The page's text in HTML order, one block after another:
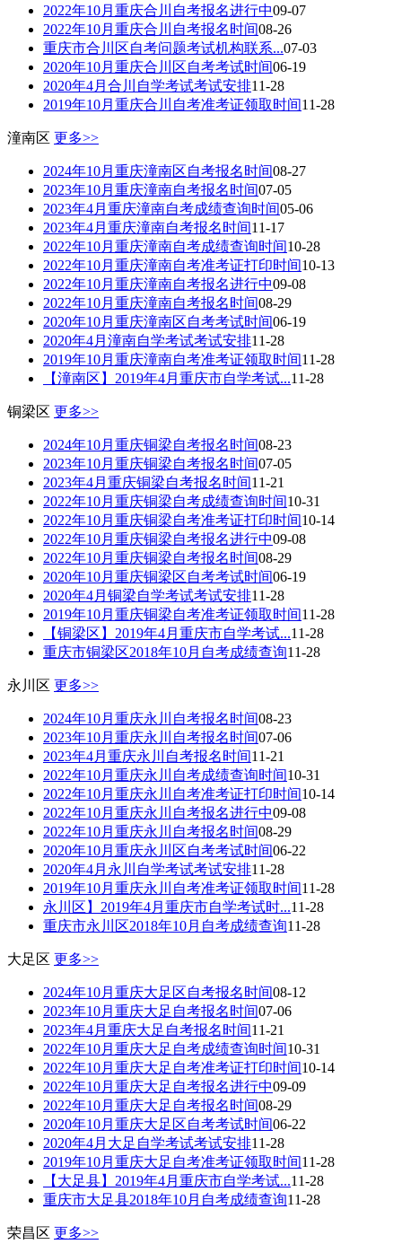
2022年10月重庆合川自考报名进行中09-07
2022年10月重庆合川自考报名时间08-26
重庆市合川区自考问题考试机构联系...07-03
2020年10月重庆合川区自考考试时间06-19
2020年4月合川自学考试考试安排11-28
2019年10月重庆合川自考准考证领取时间11-28
潼南区 更多>>
2024年10月重庆潼南区自考报名时间08-27
2023年10月重庆潼南自考报名时间07-05
2023年4月重庆潼南自考成绩查询时间05-06
2023年4月重庆潼南自考报名时间11-17
2022年10月重庆潼南自考成绩查询时间10-28
2022年10月重庆潼南自考准考证打印时间10-13
2022年10月重庆潼南自考报名进行中09-08
2022年10月重庆潼南自考报名时间08-29
2020年10月重庆潼南区自考考试时间06-19
2020年4月潼南自学考试考试安排11-28
2019年10月重庆潼南自考准考证领取时间11-28
【潼南区】2019年4月重庆市自学考试...11-28
铜梁区 更多>>
2024年10月重庆铜梁自考报名时间08-23
2023年10月重庆铜梁自考报名时间07-05
2023年4月重庆铜梁自考报名时间11-21
2022年10月重庆铜梁自考成绩查询时间10-31
2022年10月重庆铜梁自考准考证打印时间10-14
2022年10月重庆铜梁自考报名进行中09-08
2022年10月重庆铜梁自考报名时间08-29
2020年10月重庆铜梁区自考考试时间06-19
2020年4月铜梁自学考试考试安排11-28
2019年10月重庆铜梁自考准考证领取时间11-28
【铜梁区】2019年4月重庆市自学考试...11-28
重庆市铜梁区2018年10月自考成绩查询11-28
永川区 更多>>
2024年10月重庆永川自考报名时间08-23
2023年10月重庆永川自考报名时间07-06
2023年4月重庆永川自考报名时间11-21
2022年10月重庆永川自考成绩查询时间10-31
2022年10月重庆永川自考准考证打印时间10-14
2022年10月重庆永川自考报名进行中09-08
2022年10月重庆永川自考报名时间08-29
2020年10月重庆永川区自考考试时间06-22
2020年4月永川自学考试考试安排11-28
2019年10月重庆永川自考准考证领取时间11-28
永川区】2019年4月重庆市自学考试时...11-28
重庆市永川区2018年10月自考成绩查询11-28
大足区 更多>>
2024年10月重庆大足区自考报名时间08-12
2023年10月重庆大足自考报名时间07-06
2023年4月重庆大足自考报名时间11-21
2022年10月重庆大足自考成绩查询时间10-31
2022年10月重庆大足自考准考证打印时间10-14
2022年10月重庆大足自考报名进行中09-09
2022年10月重庆大足自考报名时间08-29
2020年10月重庆大足区自考考试时间06-22
2020年4月大足自学考试考试安排11-28
2019年10月重庆大足自考准考证领取时间11-28
【大足县】2019年4月重庆市自学考试...11-28
重庆市大足县2018年10月自考成绩查询11-28
荣昌区 更多>>